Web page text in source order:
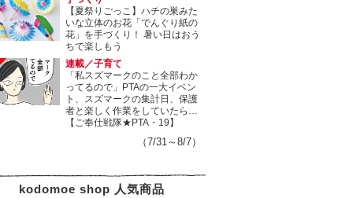
【夏祭りごっこ】ハチの巣みた
いな立体のお花「でんぐり紙の
花」を手づくり！ 暑い日はおう
ちで楽しもう
連載／子育て
「私スズマークのこと全部わか
ってるので」PTAの一大イベン
ト、スズマークの集計日、保護
者と楽しく作業をしていたら…
【ご奉仕戦隊★PTA・19】
（7/31～8/7）
kodomoe shop 人気商品